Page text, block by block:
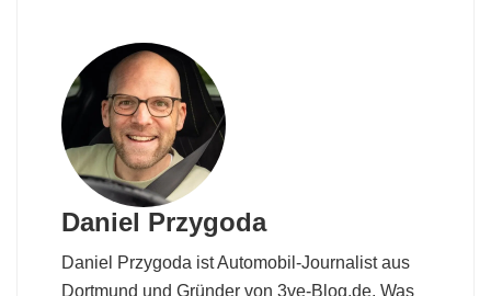
Daniel Przygoda
Daniel Przygoda ist Automobil-Journalist aus
Dortmund und Gründer von 3ve-Blog.de. Was